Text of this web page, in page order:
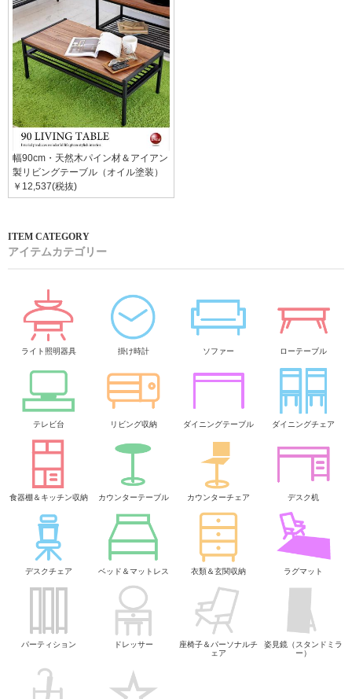
幅90cm・天然木パイン材＆アイアン
製リビングテーブル（オイル塗装）
￥12,537(税抜)
アイテムカテゴリー
ライト照明器具 掛け時計 ソファー ローテーブル
テレビ台 リビング収納 ダイニングテーブル ダイニングチェア
食器棚＆キッチン収納 カウンターテーブル カウンターチェア デスク机
デスクチェア ベッド＆マットレス 衣類＆玄関収納 ラグマット
パーティション ドレッサー
座椅子＆パーソナルチ
ェア
姿見鏡（スタンドミラ
ー）